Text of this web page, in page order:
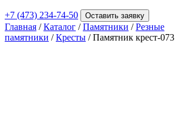
+7 (473) 234-74-50 Оставить заявку
Главная /Каталог /Памятники /Резные
памятники /Кресты / Памятник крест-073